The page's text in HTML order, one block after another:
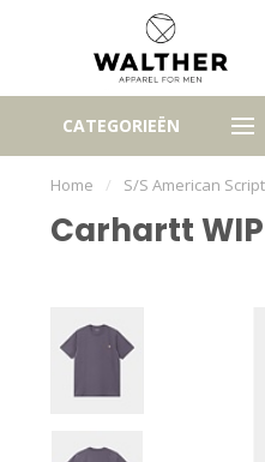
CATEGORIEËN
verzenden vanaf € 120,- (NL)
Home / S/S American
Carhartt